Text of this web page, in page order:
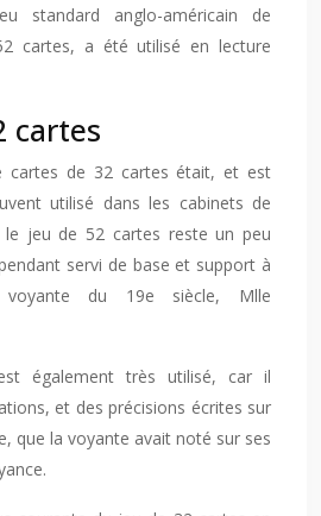
standard anglo-américain de
cartes, a été utilisé en lecture
cartes
cartes de 32 cartes était, et est
utilisé dans les cabinets de
le jeu de 52 cartes reste un peu
servi de base et support à
du 19e siècle, Mlle
également très utilisé, car il
et des précisions écrites sur
que la voyante avait noté sur ses